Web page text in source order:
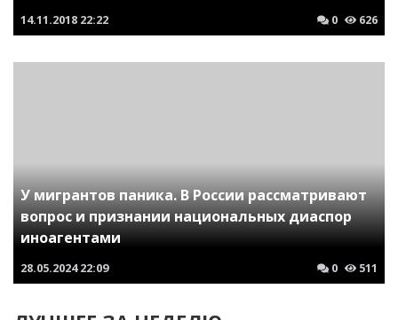
14.11.2018 22:22 0 626
У мигрантов паника. В России рассматривают
вопрос и признании национальных диаспор
иноагентами
28.05.2024 22:09 0 511